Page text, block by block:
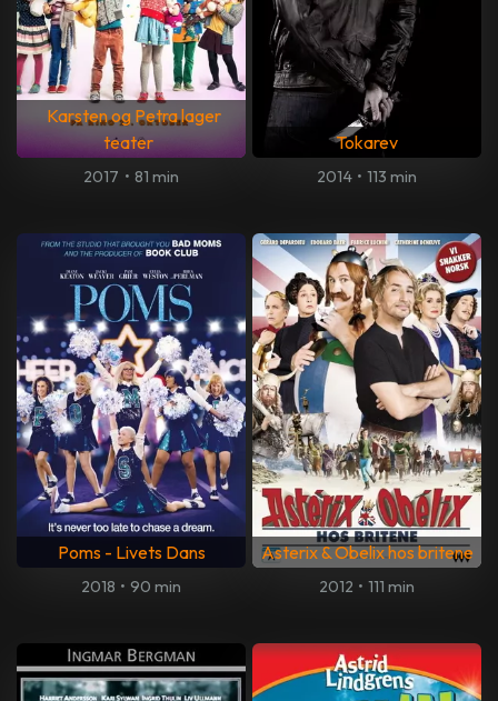
Karsten og Petra lager
teater
2017 • 81 min
Tokarev
2014 • 113 min
Poms - Livets Dans
2018 • 90 min
Asterix & Obelix hos britene
2012 • 111 min